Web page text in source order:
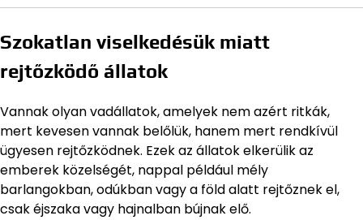
Szokatlan viselkedésük miatt
rejtőzködő állatok
Vannak olyan vadállatok, amelyek nem azért ritkák,
mert kevesen vannak belőlük, hanem mert rendkívül
ügyesen rejtőzködnek. Ezek az állatok elkerülik az
emberek közelségét, nappal például mély
barlangokban, odúkban vagy a föld alatt rejtőznek el,
csak éjszaka vagy hajnalban bújnak elő.